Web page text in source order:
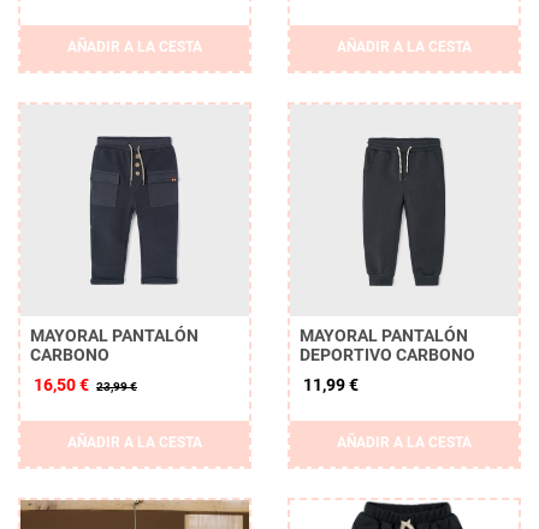
AÑADIR A LA CESTA AÑADIR A LA CESTA
MAYORAL PANTALÓN
CARBONO
16,50 € 23,99 €
AÑADIR A LA CESTA
MAYORAL PANTALÓN
DEPORTIVO CARBONO
11,99 €
AÑADIR A LA CESTA